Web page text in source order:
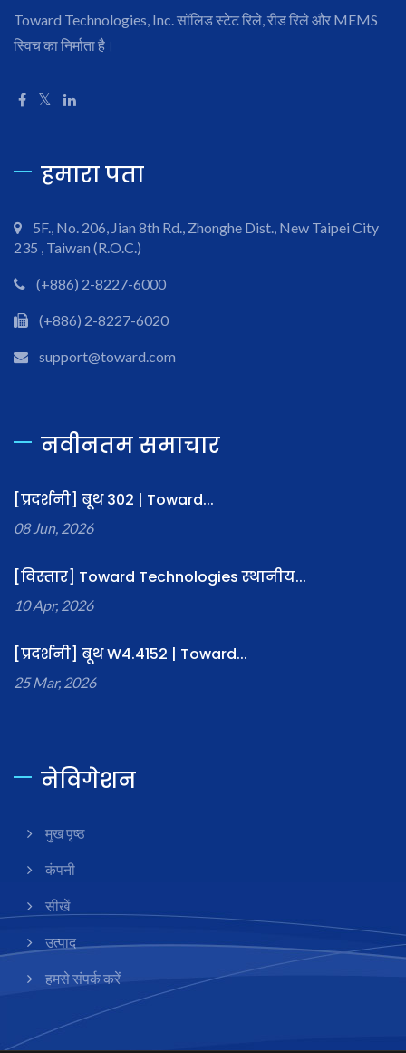
Toward Technologies, Inc. सॉलिड स्टेट रिले, रीड रिले और MEMS
स्विच का निर्माता है।
हमारा पता
5F., No. 206, Jian 8th Rd., Zhonghe Dist., New Taipei City
235 , Taiwan (R.O.C.)
(+886) 2-8227-6000
(+886) 2-8227-6020
support@toward.com
नवीनतम समाचार
[प्रदर्शनी] बूथ 302 | Toward...
08 Jun, 2026
[विस्तार] Toward Technologies स्थानीय...
10 Apr, 2026
[प्रदर्शनी] बूथ W4.4152 | Toward...
25 Mar, 2026
नेविगेशन
मुख पृष्ठ
कंपनी
सीखें
उत्पाद
हमसे संपर्क करें